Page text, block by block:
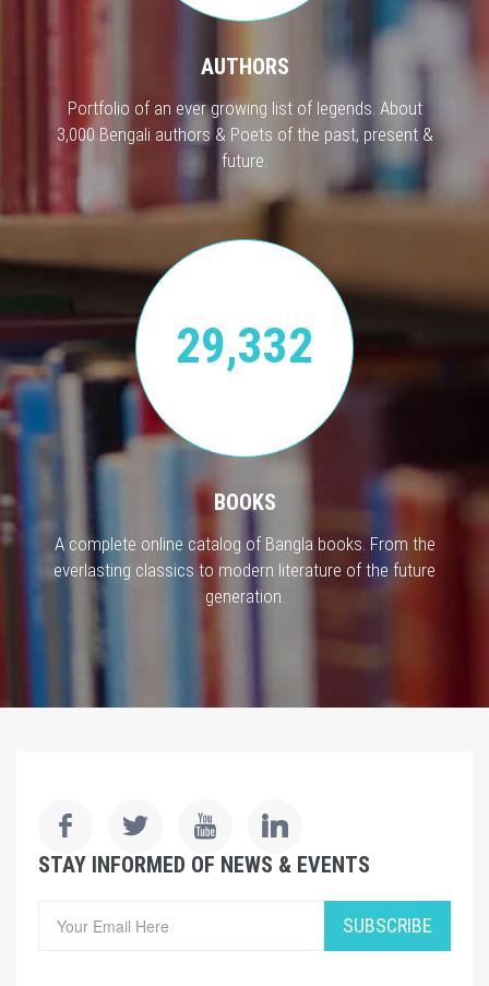
AUTHORS
Portfolio of an ever growing list of legends. About
3,000 Bengali authors & Poets of the past, present &
future.
29,332
BOOKS
A complete online catalog of Bangla books. From the
everlasting classics to modern literature of the future
generation.
STAY INFORMED OF NEWS & EVENTS
SUBSCRIBE